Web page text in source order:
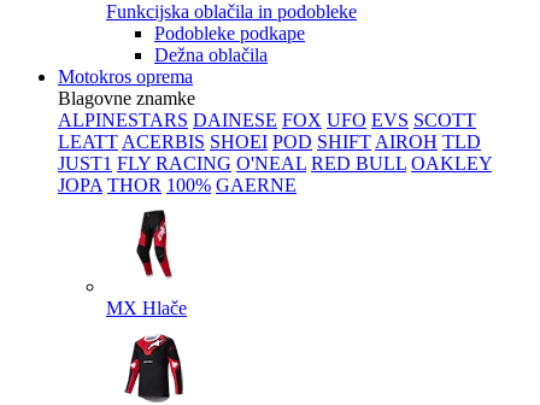
Funkcijska oblačila in podobleke
Podobleke podkape
Dežna oblačila
Motokros oprema
Blagovne znamke
ALPINESTARS DAINESE FOX UFO EVS SCOTT
LEATT ACERBIS SHOEI POD SHIFT AIROH TLD
JUST1 FLY RACING O'NEAL RED BULL OAKLEY
JOPA THOR 100% GAERNE
MX Hlače